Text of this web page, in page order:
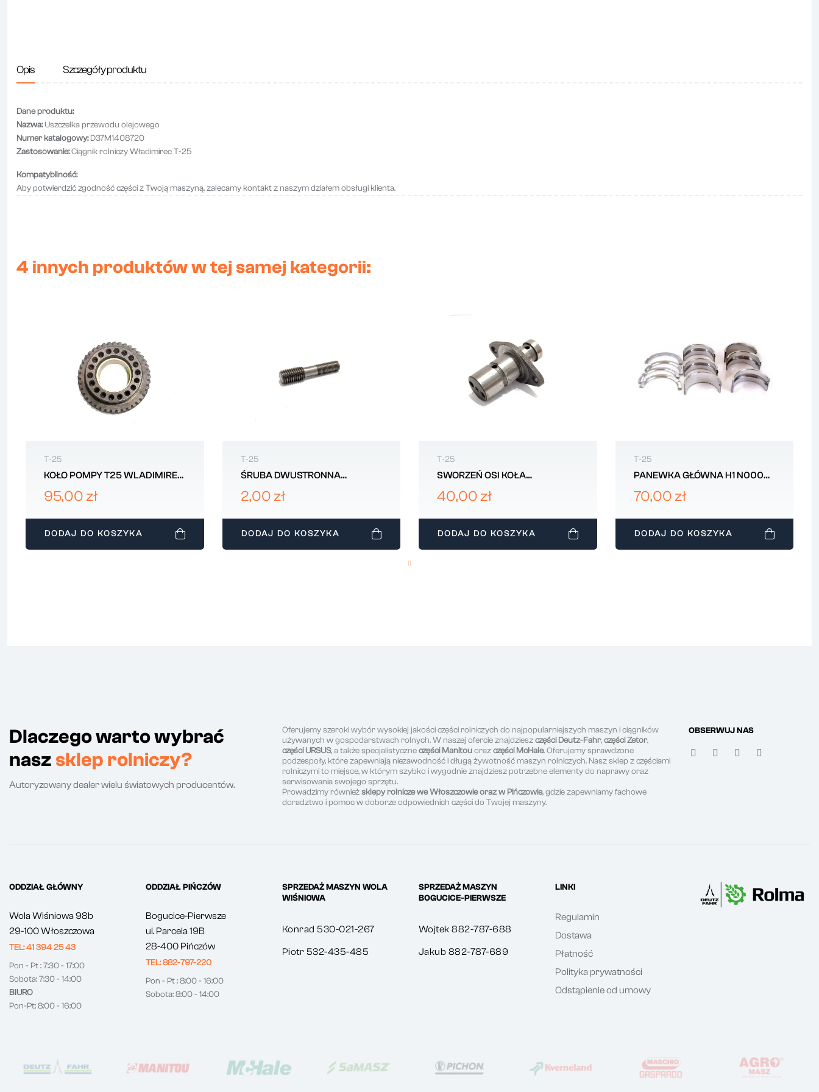
Opis Szczegóły produktu
Daneproduktu:
Nazwa:Uszczelkaprzewodu olejowego
Numer katalogowy: D37M1408720
Zastosowanie:CiągnikrolniczyWładimirecT-25
Kompatybilność:
AbypotwierdzićzgodnośćczęścizTwojąmaszyną,zalecamy kontaktznaszymdziałemobsługi klienta.
4 innych produktów w tej samej kategorii:
T-25
KOŁO POMPY T25 WLADIMIREC
D30111117A2
95,00 zł
DODAJ DO KOSZYKA
T-25
ŚRUBA DWUSTRONNA
KOLEKTORA WYDECHOWEGO
T25 WLADIMIREC
2,00 zł
DODAJ DO KOSZYKA
T-25
SWORZEŃ OSI KOŁA
POŚREDNIEGO MAŁEGO T-25
WLADIMIREC D37M1002170
40,00 zł
DODAJ DO KOSZYKA
T-25
PANEWKA GŁÓWNA H1 N000
T25 WLADIMIREC D211005100
70,00 zł
DODAJ DO KOSZYKA
Dlaczego warto wybrać
nasz sklep rolniczy?
Autoryzowany dealer wielu światowych producentów.
Oferujemy szeroki wybór wysokiej jakości części rolniczych do najpopularniejszych maszyn i ciągników
używanych w gospodarstwach rolnych. W naszej ofercie znajdzieszczęści Deutz-Fahr,części Zetor,
części URSUS, a także specjalistyczneczęści Manitouorazczęści McHale. Oferujemy sprawdzone
podzespoły, które zapewniają niezawodność i długą żywotność maszyn rolniczych. Nasz sklep z częściami
rolniczymi to miejsce, w którym szybko i wygodnie znajdziesz potrzebne elementy do naprawy oraz
serwisowania swojego sprzętu.
Prowadzimy równieżsklepy rolnicze we Włoszczowie oraz w Pińczowie, gdzie zapewniamy fachowe
doradztwo i pomoc w doborze odpowiednich części do Twojej maszyny.
OBSERWUJ NAS
ODDZIAŁ GŁÓWNY
Wola Wiśniowa 98b
29-100 Włoszczowa
TEL: 41 394 25 43
Pon - Pt : 7:30 - 17:00
Sobota: 7:30 - 14:00
BIURO
Pon-Pt: 8:00 - 16:00
ODDZIAŁ PIŃCZÓW
Bogucice-Pierwsze
ul. Parcela 19B
28-400 Pińczów
TEL: 882-797-220
Pon - Pt : 8:00 - 16:00
Sobota: 8:00 - 14:00
SPRZEDAŻ MASZYN WOLA
WIŚNIOWA
Konrad 530-021-267
Piotr 532-435-485
SPRZEDAŻ MASZYN
BOGUCICE-PIERWSZE
Wojtek 882-787-688
Jakub 882-787-689
LINKI
Regulamin
Dostawa
Płatność
Polityka prywatności
Odstąpienie od umowy